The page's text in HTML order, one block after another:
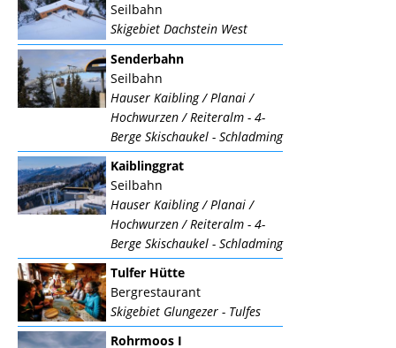
Seilbahn
Skigebiet Dachstein West
Senderbahn
Seilbahn
Hauser Kaibling / Planai /
Hochwurzen / Reiteralm - 4-
Berge Skischaukel - Schladming
Kaiblinggrat
Seilbahn
Hauser Kaibling / Planai /
Hochwurzen / Reiteralm - 4-
Berge Skischaukel - Schladming
Tulfer Hütte
Bergrestaurant
Skigebiet Glungezer - Tulfes
Rohrmoos I